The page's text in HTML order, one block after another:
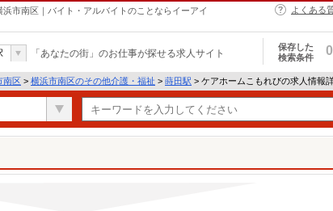
市南区｜バイト・アルバイトのことならイーアイ
よくある
「あなたの街」のお仕事が探せる求人サイト
保存した
検索条件
0
南区 > 横浜市南区のその他介護・福祉 > 蒔田駅 > ケアホームこもれびの求人情報